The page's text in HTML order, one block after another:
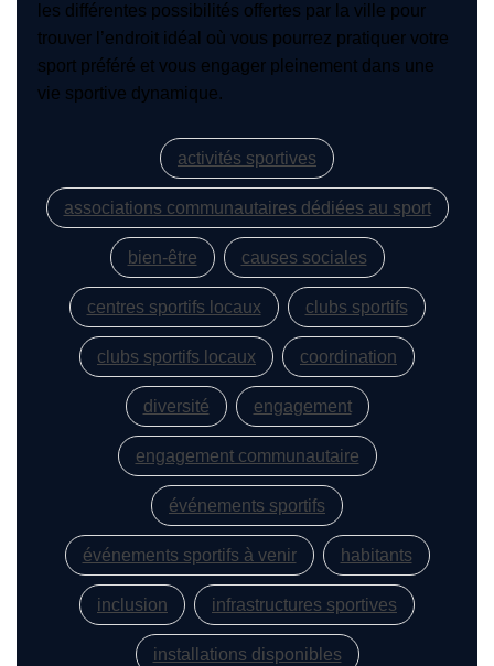
les différentes possibilités offertes par la ville pour
trouver l’endroit idéal où vous pourrez pratiquer votre
sport préféré et vous engager pleinement dans une
vie sportive dynamique.
activités sportives
associations communautaires dédiées au sport
bien-être causes sociales
centres sportifs locaux clubs sportifs
clubs sportifs locaux coordination
diversité engagement
engagement communautaire
événements sportifs
événements sportifs à venir habitants
inclusion infrastructures sportives
installations disponibles